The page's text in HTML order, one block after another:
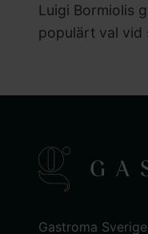
Luigi Bormiolis
populärt val vid
Gastroma